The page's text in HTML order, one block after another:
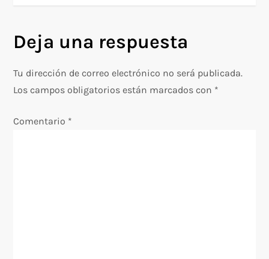
g
a
Deja una respuesta
Tu dirección de correo electrónico no será publicada.
Los campos obligatorios están marcados con *
Comentario *